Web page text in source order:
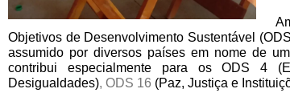
Objetivos de Desenvolvimento Sustentável
assumido por diversos países em nome de
contribui especialmente para os ODS 4
Desigualdades), ODS 16 (Paz, Justiça e